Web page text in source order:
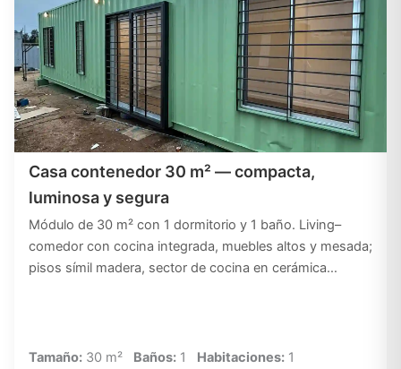
Casa contenedor 30 m² — compacta,
luminosa y segura
Módulo de 30 m² con 1 dormitorio y 1 baño. Living–
comedor con cocina integrada, muebles altos y mesada;
pisos símil madera, sector de cocina en cerámica…
Tamaño: 30 m² Baños: 1 Habitaciones: 1